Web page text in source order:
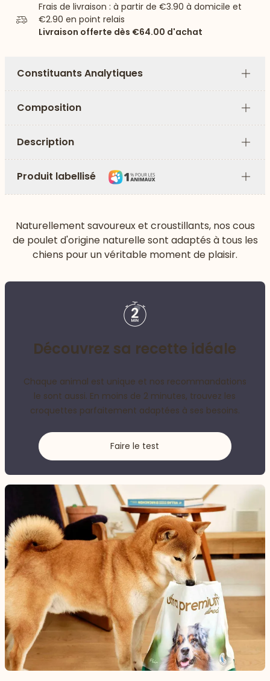
Frais de livraison : à partir de €3.90 à domicile et
€2.90 en point relais
Livraison offerte dès €64.00 d'achat
Constituants Analytiques
Plus
Composition
Plus
Description
Plus
Produit labellisé
Naturellement savoureux et croustillants, nos cous
de poulet d'origine naturelle sont adaptés à tous les
chiens pour un véritable moment de plaisir.
Découvrez sa recette idéale
Chaque animal est unique et nos recommandations
le sont aussi. En moins de 2 minutes, trouvez les
croquettes parfaitement adaptées à ses besoins.
Faire le test